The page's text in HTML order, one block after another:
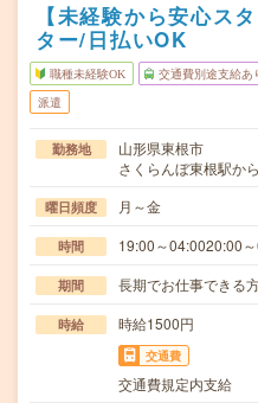
【未経験から安心ス
ター/日払いOK
職種未経験OK 交通費別途支給あ
派遣
勤務地
山形県東根市
さくらんぼ東根駅か
曜日頻度 月～金
時間 19:00～04:0020:00
期間 長期でお仕事できる
時給 時給1500円
交通費
交通費規定内支給